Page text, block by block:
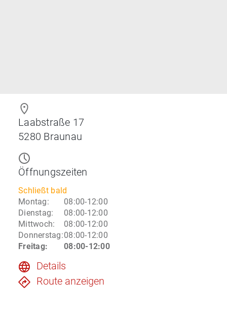
Laabstraße 17
5280 Braunau
Öffnungszeiten
Schließt bald
Montag:
08:00-12:00
Dienstag:
08:00-12:00
Mittwoch:
08:00-12:00
Donnerstag:08:00-12:00
Freitag: 08:00-12:00
Details
Route anzeigen